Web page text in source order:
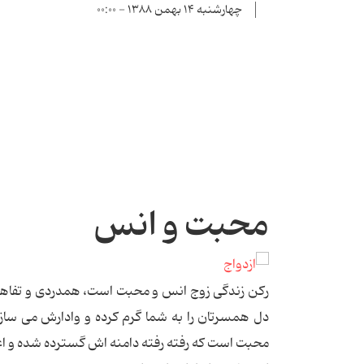
چهارشنبه ۱۴ بهمن ۱۳۸۸ - ۰۰:۰۰
محبت و انس
رکن زندگی زوج انس و محبت است، همدردی و
دل همسرتان را به شما گرم کرده و وادارش می
محبت است که رفته رفته دامنه اش گسترده شده و